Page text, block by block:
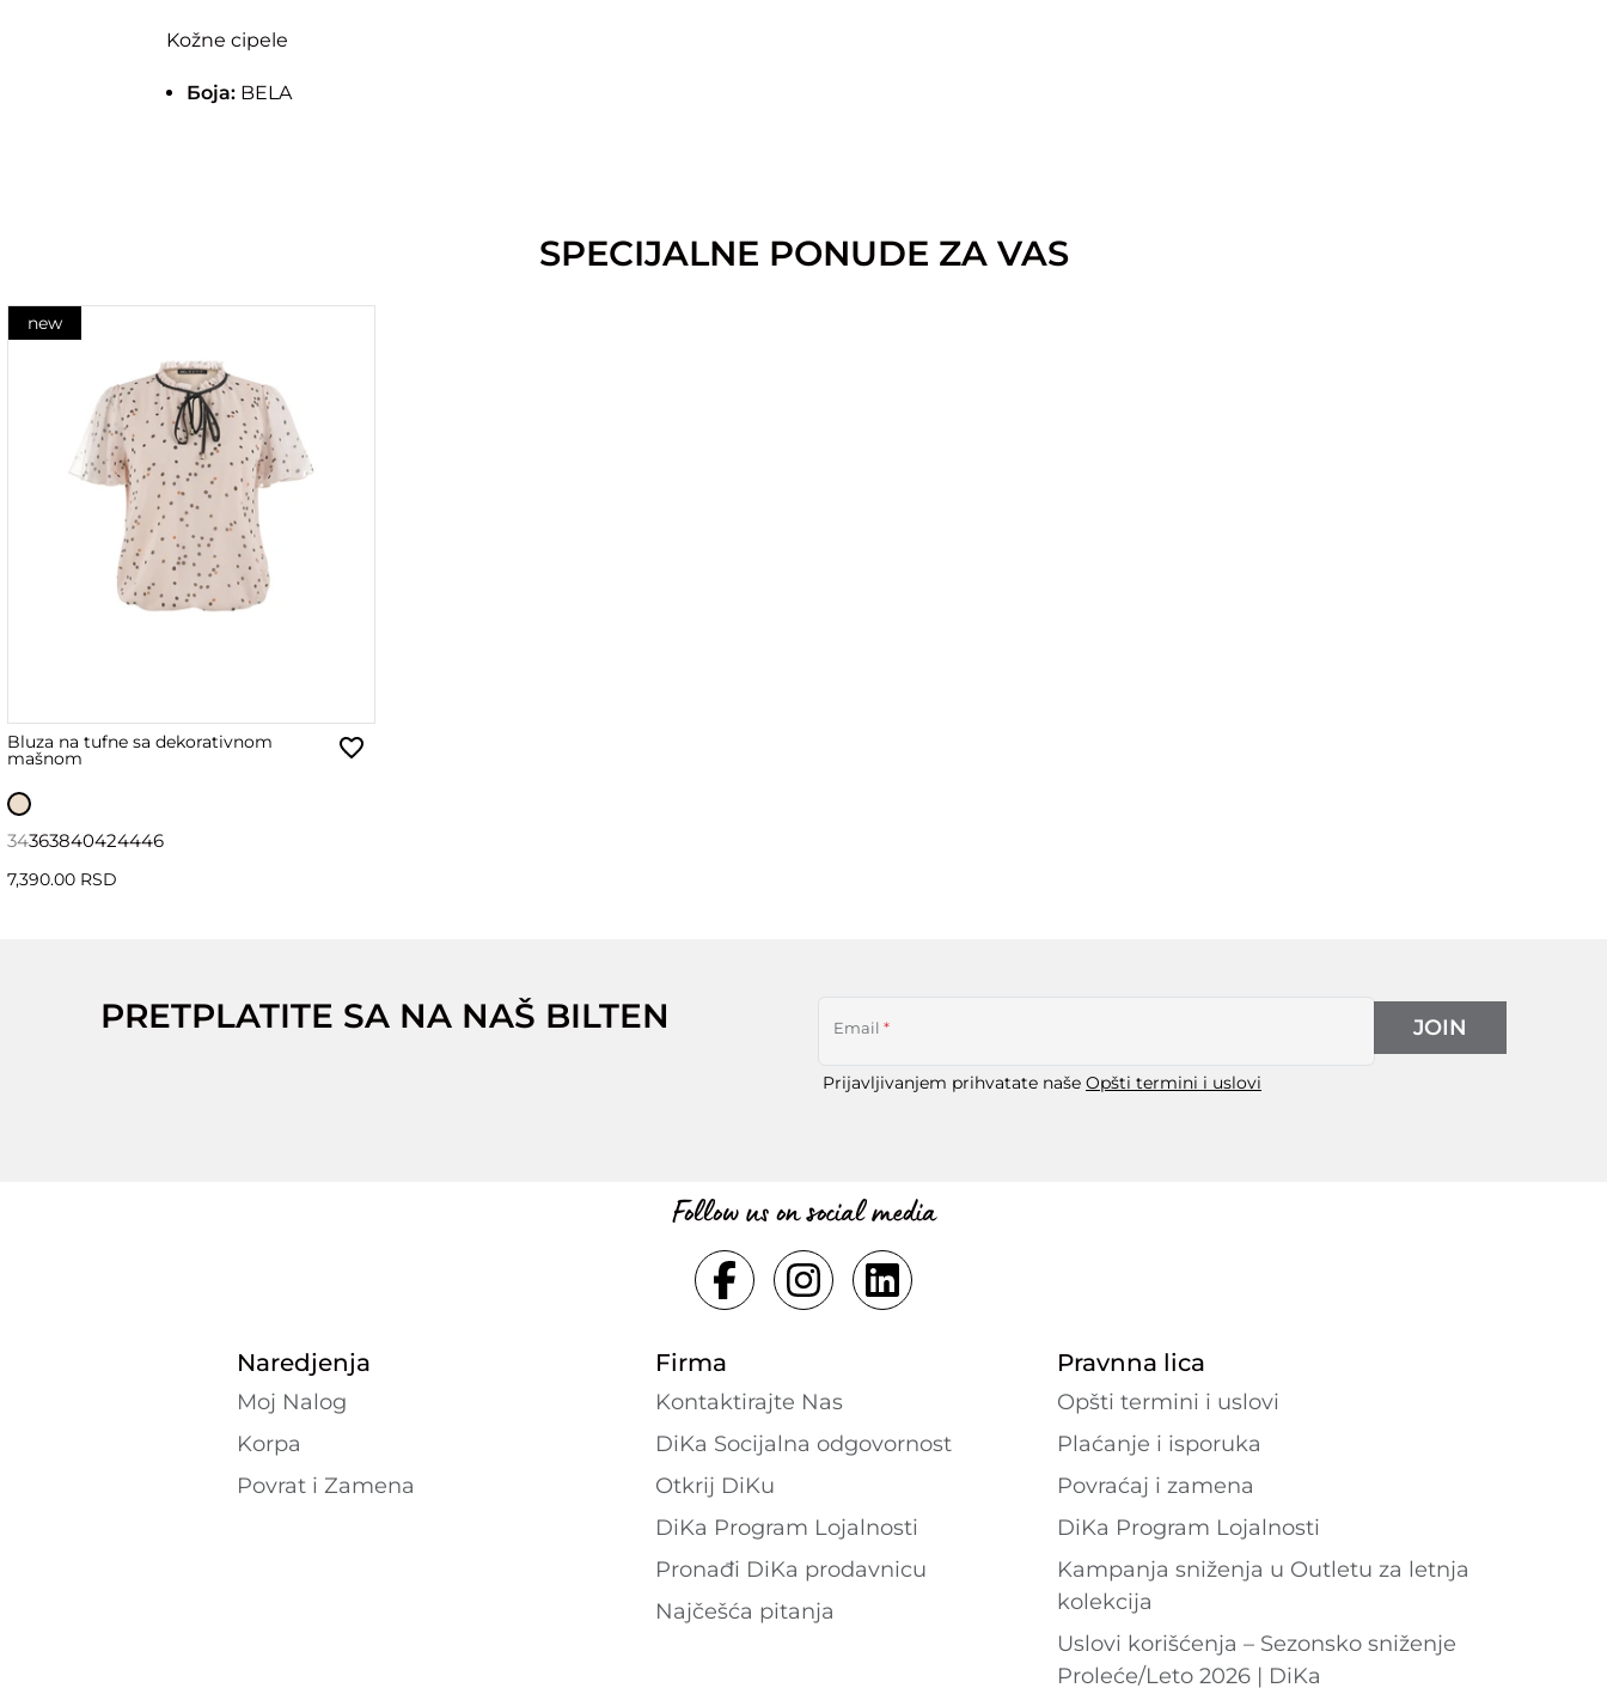
Kožne cipele
Боја: BELA
SPECIJALNE PONUDE ZA VAS
new
Bluza na tufne sa dekorativnom
mašnom
34363840424446
7,390.00 RSD
PRETPLATITE SA NA NAŠ BILTEN Email *
Prijavljivanjem prihvatate naše Opšti termini i uslovi
JOIN
Follow us on social media
Naredjenja
Moj Nalog
Korpa
Povrat i Zamena
Firma
Kontaktirajte Nas
DiKa Socijalna odgovornost
Otkrij DiKu
DiKa Program Lojalnosti
Pronađi DiKa prodavnicu
Najčešća pitanja
Pravnna lica
Opšti termini i uslovi
Plaćanje i isporuka
Povraćaj i zamena
DiKa Program Lojalnosti
Kampanja sniženja u Outletu za letnja
kolekcija
Uslovi korišćenja – Sezonsko sniženje
Proleće/Leto 2026 | DiKa